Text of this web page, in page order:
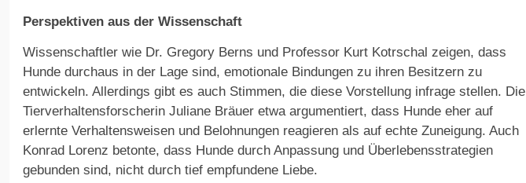
Perspektiven aus der Wissenschaft
Wissenschaftler wie Dr. Gregory Berns und Professor Kurt Kotrschal zeigen, dass
Hunde durchaus in der Lage sind, emotionale Bindungen zu ihren Besitzern zu
entwickeln. Allerdings gibt es auch Stimmen, die diese Vorstellung infrage stellen. Die
Tierverhaltensforscherin Juliane Bräuer etwa argumentiert, dass Hunde eher auf
erlernte Verhaltensweisen und Belohnungen reagieren als auf echte Zuneigung. Auch
Konrad Lorenz betonte, dass Hunde durch Anpassung und Überlebensstrategien
gebunden sind, nicht durch tief empfundene Liebe.